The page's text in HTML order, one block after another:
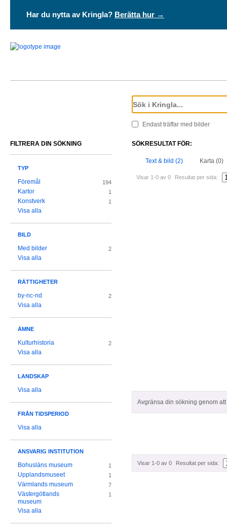
Har du nytta av Kringla? Berätta hur →
Endast träffar med bilder
SÖKRESULTAT FÖR:
Text & bild (2) Karta (0)
Visar 1-0 av 0 Resultat per sida:
Avgränsa din sökning genom
Visar 1-0 av 0 Resultat per sida:
FILTRERA DIN SÖKNING
TYP
Föremål 194
Kartor 1
Konstverk 1
Visa alla
BILD
Med bilder 2
Visa alla
RÄTTIGHETER
by-nc-nd 2
Visa alla
ÄMNE
Kulturhistoria 2
Visa alla
LANDSKAP
Visa alla
FRÅN TIDSPERIOD
Visa alla
ANSVARIG INSTITUTION
Bohusläns museum 1
Upplandsmuseet 1
Värmlands museum 7
Västergötlands
museum
1
Visa alla